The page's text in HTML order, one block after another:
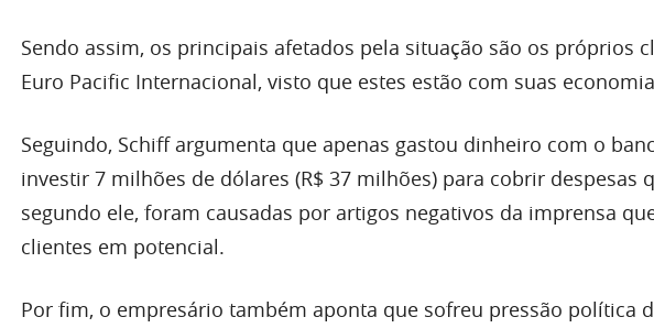
Sendo assim, os principais afetados pela situação são os próprios
Euro Pacific Internacional, visto que estes estão com suas
Seguindo, Schiff argumenta que apenas gastou dinheiro com o
investir 7 milhões de dólares (R$ 37 milhões) para cobrir despesas
segundo ele, foram causadas por artigos negativos da imprensa
clientes em potencial.
Por fim, o empresário também aponta que sofreu pressão política